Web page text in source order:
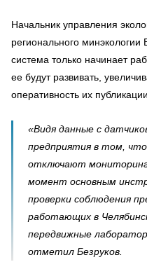
Начальник управления
регионального
система только начинает
ее будут развивать,
оперативность их публикации.
«Видя данные с
предприятия в том,
отключают
момент основным
проверки соблюдения
работающих в
передвижные
отметил Безруков.